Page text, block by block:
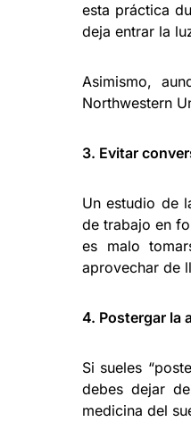
esta práctica
deja entrar la
Asimismo,
Northwestern
3. Evitar
Un estudio de
de trabajo en
es malo
aprovechar de
4. Postergar la
Si sueles
debes dejar
medicina del